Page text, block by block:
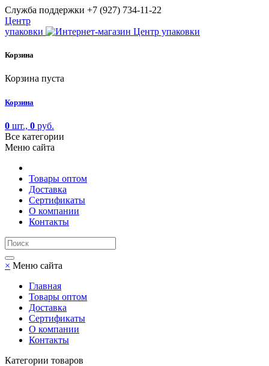
Cлужба поддержки +7 (927) 734-11-22
Центр
упаковки
Корзина
Корзина пуста
Корзина
0 шт., 0 руб.
Все категории
Меню сайта
Товары оптом
Доставка
Сертификаты
О компании
Контакты
× Меню сайта
Главная
Товары оптом
Доставка
Сертификаты
О компании
Контакты
Категории товаров